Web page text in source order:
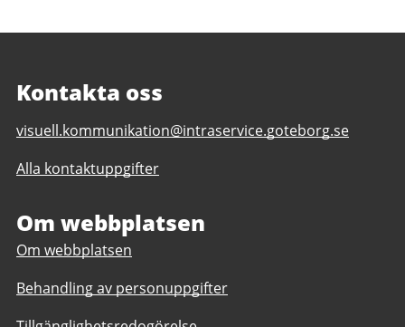
Kontakta oss
E-
till
kommunikation
visuell.kommunikation@intraservice.goteborg.se
Alla kontaktuppgifter
Om webbplatsen
Om webbplatsen
Behandling av personuppgifter